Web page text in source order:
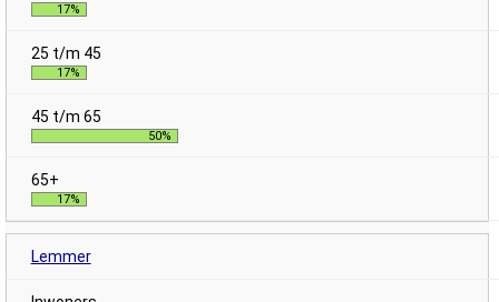
17%
17%
50%
17%
Lemmer